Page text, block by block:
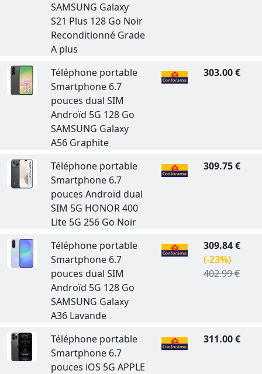
SAMSUNG Galaxy
S21 Plus 128 Go Noir
Reconditionné Grade
A plus
Téléphone portable
Smartphone 6.7
pouces dual SIM
Androïd 5G 128 Go
SAMSUNG Galaxy
A56 Graphite
303.00 €
Téléphone portable
Smartphone 6.7
pouces Androïd dual
SIM 5G HONOR 400
Lite 5G 256 Go Noir
309.75 €
Téléphone portable
Smartphone 6.7
pouces dual SIM
Androïd 5G 128 Go
SAMSUNG Galaxy
A36 Lavande
309.84 €
(-23%)
402.99 €
Téléphone portable
Smartphone 6.7
pouces iOS 5G APPLE
311.00 €